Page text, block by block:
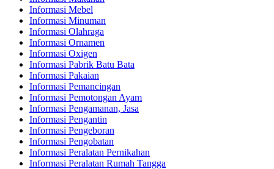
Informasi Mebel
Informasi Minuman
Informasi Olahraga
Informasi Ornamen
Informasi Oxigen
Informasi Pabrik Batu Bata
Informasi Pakaian
Informasi Pemancingan
Informasi Pemotongan Ayam
Informasi Pengamanan, Jasa
Informasi Pengantin
Informasi Pengeboran
Informasi Pengobatan
Informasi Peralatan Pernikahan
Informasi Peralatan Rumah Tangga